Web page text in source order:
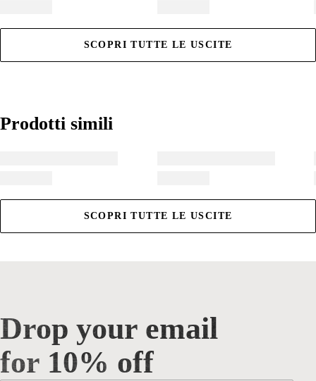
SCOPRI TUTTE LE USCITE
Prodotti simili
Prodotti simili
SCOPRI TUTTE LE USCITE
Drop your email for 10% off
Drop your email
for 10% off